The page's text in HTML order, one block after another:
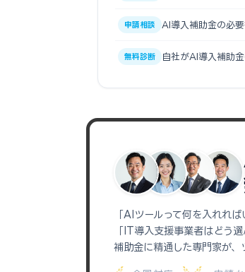
申請相談 AI導入補助金の必
無料診断 自社がAI導入補助
「AIツールって何を入れれ
「IT導入支援事業者はどう
補助金に精通した専門家が、